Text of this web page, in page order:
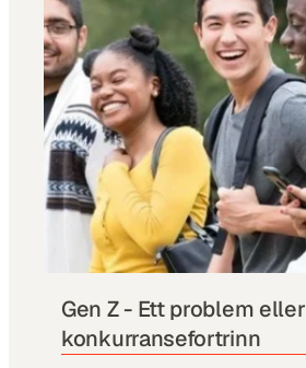
Gen Z - Ett problem eller
konkurransefortrinn